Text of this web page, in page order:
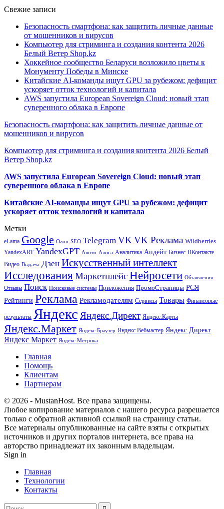
Свежие записи
Безопасность смартфона: как защитить личные данные
от мошенников и вирусов
Компьютер для стриминга и создания контента 2026
Белый Ветер Shop.kz
Хоккейное сообщество Беларуси возложило цветы к
Монументу Победы в Минске
Китайские AI-команды ищут GPU за рубежом: дефицит
ускоряет отток технологий и капитала
AWS запустила European Sovereign Cloud: новый этап
суверенного облака в Европе
Безопасность смартфона: как защитить личные данные от
мошенников и вирусов
Компьютер для стриминга и создания контента 2026 Белый
Ветер Shop.kz
AWS запустила European Sovereign Cloud: новый этап
суверенного облака в Европе
Китайские AI-команды ищут GPU за рубежом: дефицит
ускоряет отток технологий и капитала
Метки
eLama Google Ozon SEO Telegram VKVK Реклама Wildberries
YandexART YandexGPT Авито Алиса Аналитика Апдейт Бизнес ВКонтакте
Видео Выдача Дзен Искусственный интеллект
Исследования МаркетплейсНейросети Объявления
Отзывы Поиск Поисковые системы Приложения ПромоСтраницы РСЯ
Рейтинги Реклама Рекламодателям Сервисы Товары Финансовые
результаты Яндекс Яндекс.Директ Яндекс.Карты
Яндекс.Маркет Яндекс Браузер Яндекс Вебмастер Яндекс Директ
Яндекс Маркет Яндекс Метрика
Главная
Помощь
Клиентам
Партнерам
© 2026 - MustanHost. Все права защищены.
Любое копирование материалов с нашего ресурса разрешается
только с обратной активной ссылкой на страницу статьи.
Все материалы опубликованные на сайте взяты с открытых
источников и других порталов интернета, все права на
авторство принадлежат их законным владельцам.
Sign in
Главная
Технологии
Контакты